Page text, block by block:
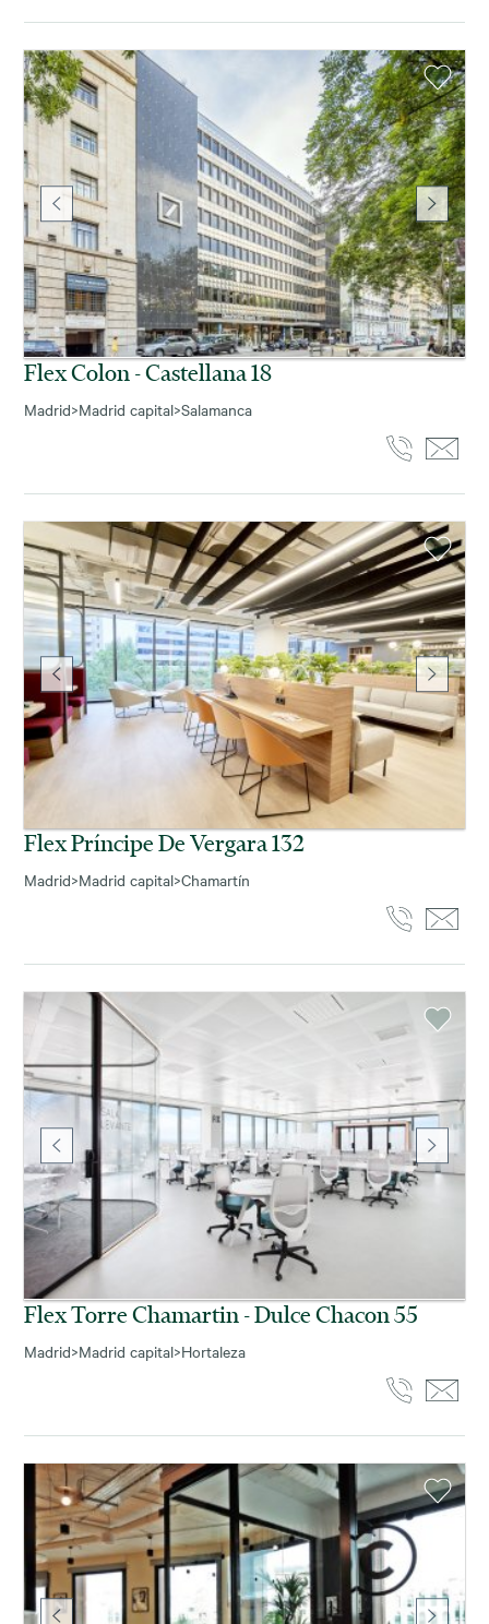
Flex Colon - Castellana 18
Madrid>Madrid capital>Salamanca
Flex Príncipe De Vergara 132
Madrid>Madrid capital>Chamartín
Flex Torre Chamartin - Dulce Chacon 55
Madrid>Madrid capital>Hortaleza